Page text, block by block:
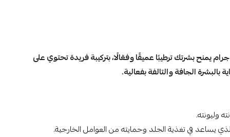
بيبانثين كريم مرطب الجلد 100 جرام يمنح بشرتك ترطيبًا عميقًا وفعّالًا، بتركيبة فريدة تحتوي على
بالبشرة الجافة والتالفة بفعالية.
وليونته.
يساعد في تغذية الجلد وحمايته من العوامل الخارجية.